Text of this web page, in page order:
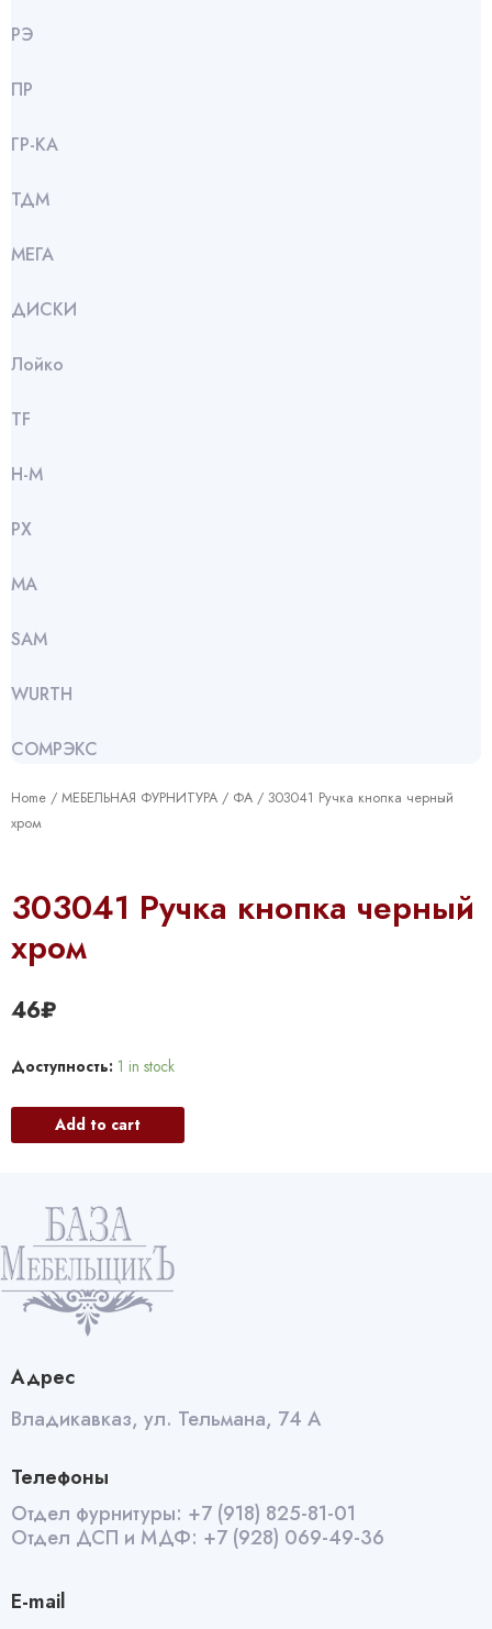
РЭ
ПР
ГР-КА
ТДМ
МЕГА
ДИСКИ
Лойко
TF
Н-М
РХ
МА
SАМ
WURTH
СОМРЭКС
Home / МЕБЕЛЬНАЯ ФУРНИТУРА / ФА / 303041 Ручка кнопка черный
хром
303041 Ручка кнопка черный
хром
46₽
Доступность: 1 in stock
Add to cart
Адрес
Владикавказ, ул. Тельмана, 74 А
Телефоны
Отдел фурнитуры: +7 (918) 825-81-01
Отдел ДСП и МДФ: +7 (928) 069-49-36
E-mail